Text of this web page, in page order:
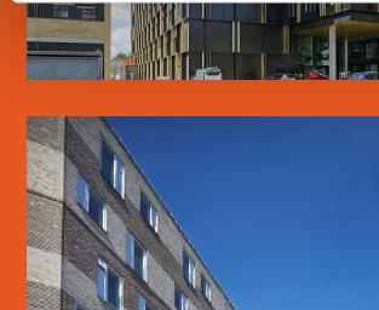
MARGRETHEHOLMEN